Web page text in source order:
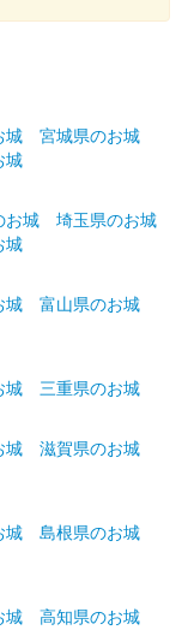
、ふれあい市が開催
、ふれあい市が開催
、ふれあい市が開催
、ふれあい市が開催
城
宮城県のお城
城
お城
埼玉県のお城
城
城
富山県のお城
城
三重県のお城
城
滋賀県のお城
城
島根県のお城
城
高知県のお城